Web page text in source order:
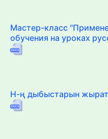
Мастер-класс
обучения на уроках
Н-ң дыбыстарын